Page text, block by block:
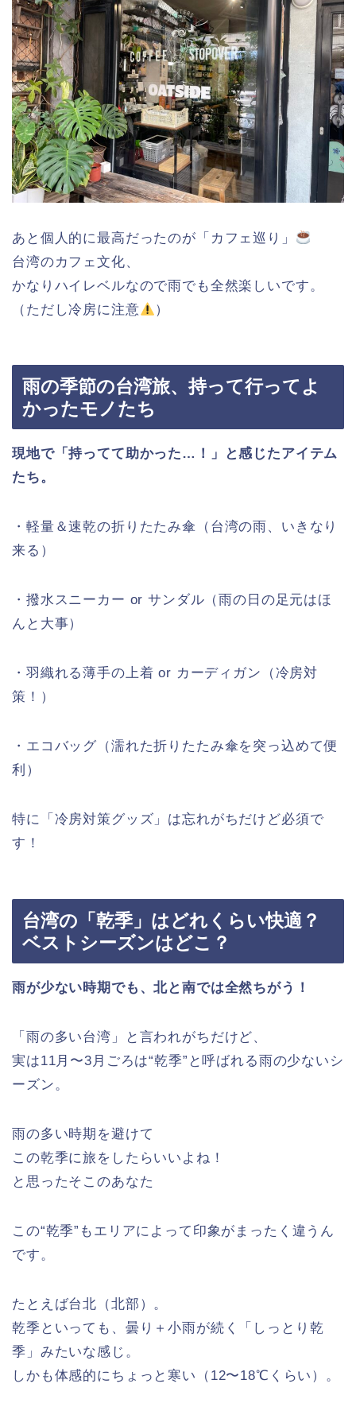
あと個人的に最高だったのが「カフェ巡り」
台湾のカフェ文化、
かなりハイレベルなので雨でも全然楽しいです。
（ただし冷房に注意
）
雨の季節の台湾旅、持って行ってよ
かったモノたち
現地で「持ってて助かった…！」と感じたアイテム
たち。
・軽量＆速乾の折りたたみ傘（台湾の雨、いきなり
来る）
・撥水スニーカー or サンダル（雨の日の足元はほ
んと大事）
・羽織れる薄手の上着 or カーディガン（冷房対
策！）
・エコバッグ（濡れた折りたたみ傘を突っ込めて便
利）
特に「冷房対策グッズ」は忘れがちだけど必須で
す！
台湾の「乾季」はどれくらい快適？
ベストシーズンはどこ？
雨が少ない時期でも、北と南では全然ちがう！
「雨の多い台湾」と言われがちだけど、
実は11月〜3月ごろは“乾季”と呼ばれる雨の少ないシ
ーズン。
雨の多い時期を避けて
この乾季に旅をしたらいいよね！
と思ったそこのあなた
この“乾季”もエリアによって印象がまったく違うん
です。
たとえば台北（北部）。
乾季といっても、曇り＋小雨が続く「しっとり乾
季」みたいな感じ。
しかも体感的にちょっと寒い（12〜18℃くらい）。